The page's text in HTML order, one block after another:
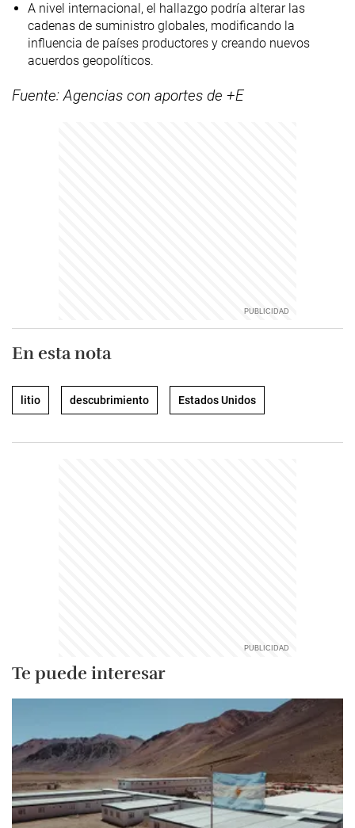
A nivel internacional, el hallazgo podría alterar las
cadenas de suministro globales, modificando la
influencia de países productores y creando nuevos
acuerdos geopolíticos.
Fuente: Agencias con aportes de +E
En esta nota
litio descubrimiento Estados Unidos
Te puede interesar